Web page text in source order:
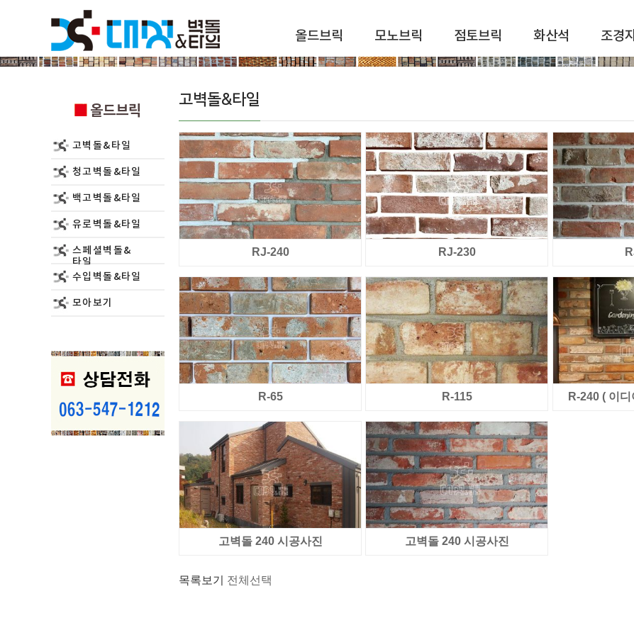
올드브릭 모노브릭 점토브릭 화산석 조경
올드브릭
고벽돌&타일
청고벽돌&타일
백고벽돌&타일
유로벽돌&타일
스페셜벽돌&
타일
수입벽돌&타일
모아보기
고벽돌&타일
RJ-240 RJ-230
R-65 R-115 R-240 ( 이
고벽돌 240 시공사진 고벽돌 240 시공사진
목록보기 전체선택